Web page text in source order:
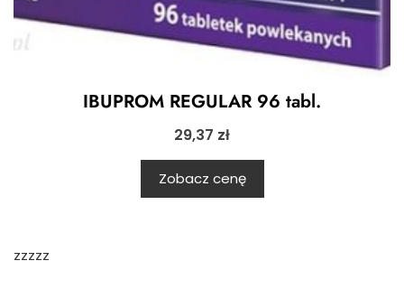
IBUPROM REGULAR 96 tabl.
29,37 zł
Zobacz cenę
zzzzz